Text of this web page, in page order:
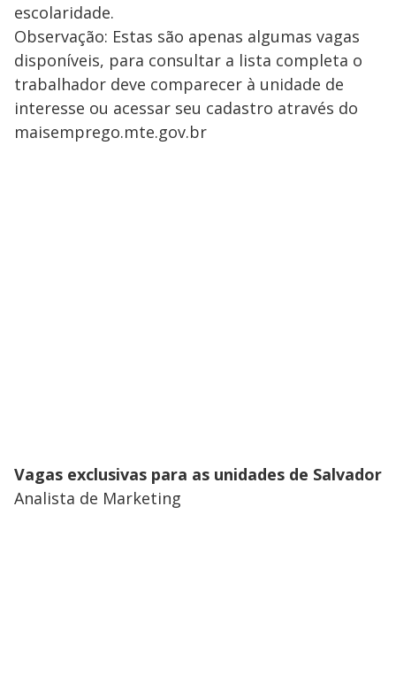
escolaridade.
Observação: Estas são apenas algumas vagas
disponíveis, para consultar a lista completa o
trabalhador deve comparecer à unidade de
interesse ou acessar seu cadastro através do
maisemprego.mte.gov.br
Vagas exclusivas para as unidades de Salvador
Analista de Marketing